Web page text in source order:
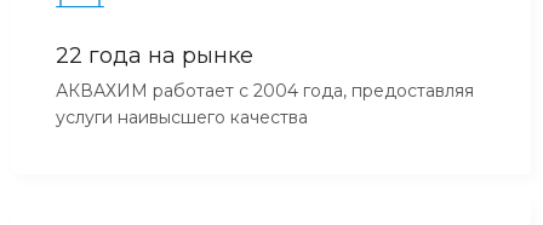
22 года на рынке
АКВАХИМ работает с 2004 года, предоставляя
услуги наивысшего качества